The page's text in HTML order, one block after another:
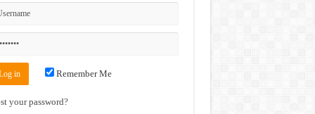
Remember Me
your password?